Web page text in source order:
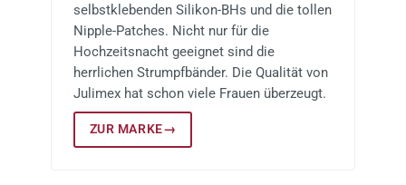
selbstklebenden Silikon-BHs und die tollen
Nipple-Patches. Nicht nur für die
Hochzeitsnacht geeignet sind die
herrlichen Strumpfbänder. Die Qualität von
Julimex hat schon viele Frauen überzeugt.
ZUR MARKE→